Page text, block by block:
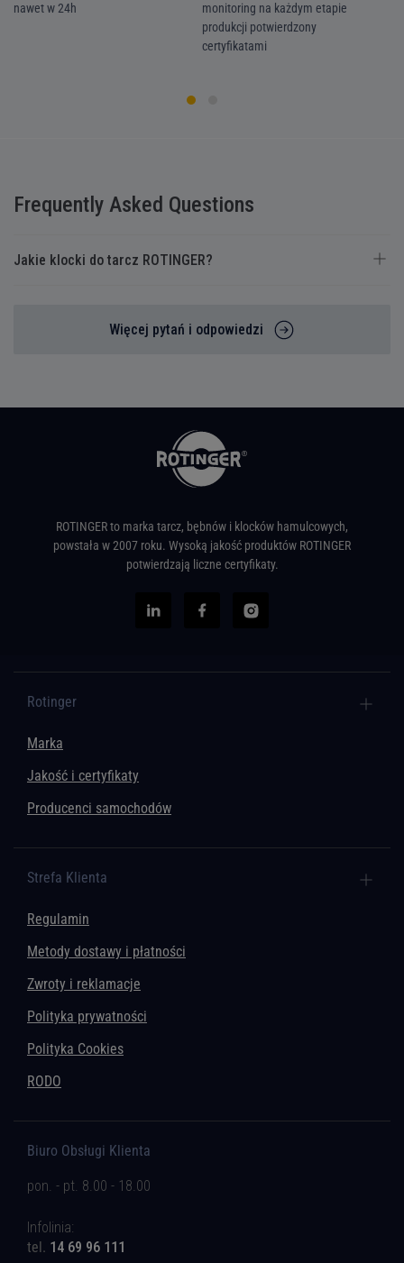
nawet w 24h
monitoring na każdym etapie
produkcji potwierdzony
certyfikatami
Frequently Asked Questions
Jakie klocki do tarcz ROTINGER?
Więcej pytań i odpowiedzi
ROTINGER to marka tarcz, bębnów i klocków hamulcowych,
powstała w 2007 roku. Wysoką jakość produktów ROTINGER
potwierdzają liczne certyfikaty.
Rotinger
Marka
Jakość i certyfikaty
Producenci samochodów
Strefa Klienta
Regulamin
Metody dostawy i płatności
Zwroty i reklamacje
Polityka prywatności
Polityka Cookies
RODO
Biuro Obsługi Klienta
pon. - pt. 8.00 - 18.00
Infolinia:
tel. 14 69 96 111